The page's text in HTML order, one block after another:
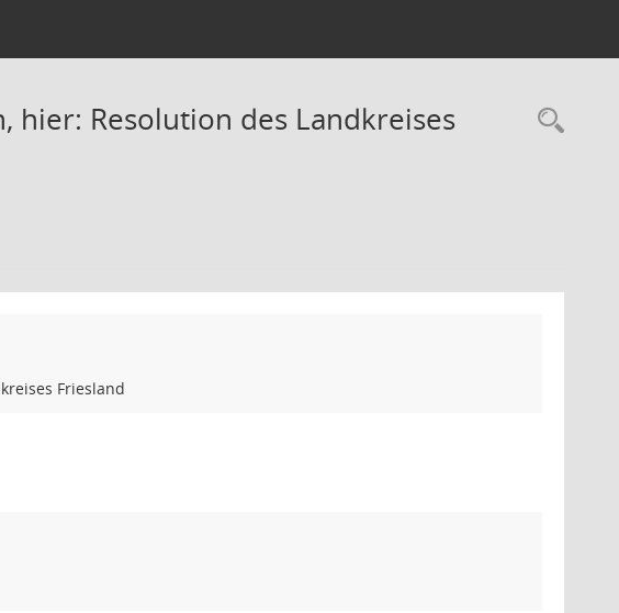
hier: Resolution des Landkreises
Friesland